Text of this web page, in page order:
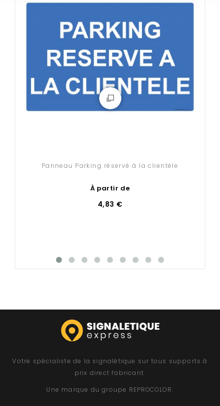
Panneau Parking réservé à la clientèle
À partir de
4,83 €
Votre spécialiste de la signalétique sur tous supports à
prix direct fabricant.
Une marque du groupe REPROCOLOR.